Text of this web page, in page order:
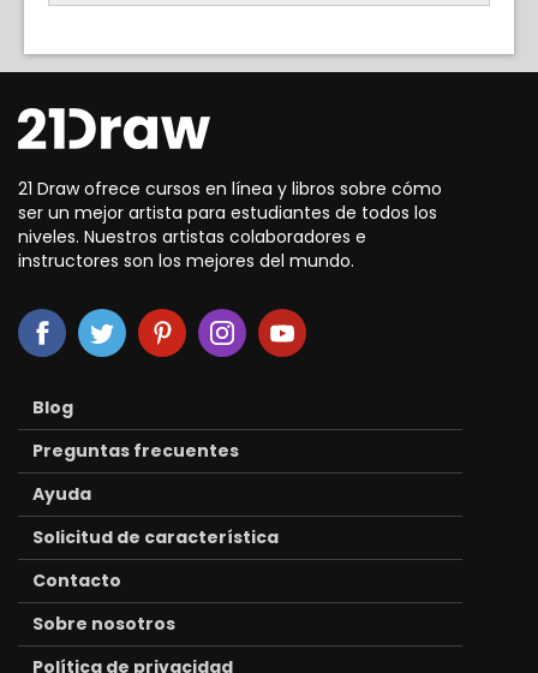
21 Draw ofrece cursos en línea y libros sobre cómo
ser un mejor artista para estudiantes de todos los
niveles. Nuestros artistas colaboradores e
instructores son los mejores del mundo.
Blog
Preguntas frecuentes
Ayuda
Solicitud de característica
Contacto
Sobre nosotros
Política de privacidad